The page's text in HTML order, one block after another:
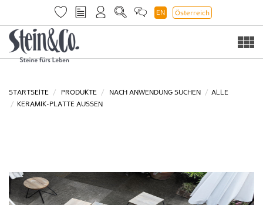
EN Österreich
STARTSEITE PRODUKTE NACH ANWENDUNG SUCHEN
ALLE
KERAMIK-PLATTE AUSSEN